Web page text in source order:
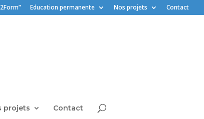
Education permanente Nos projets Contact
projets Contact